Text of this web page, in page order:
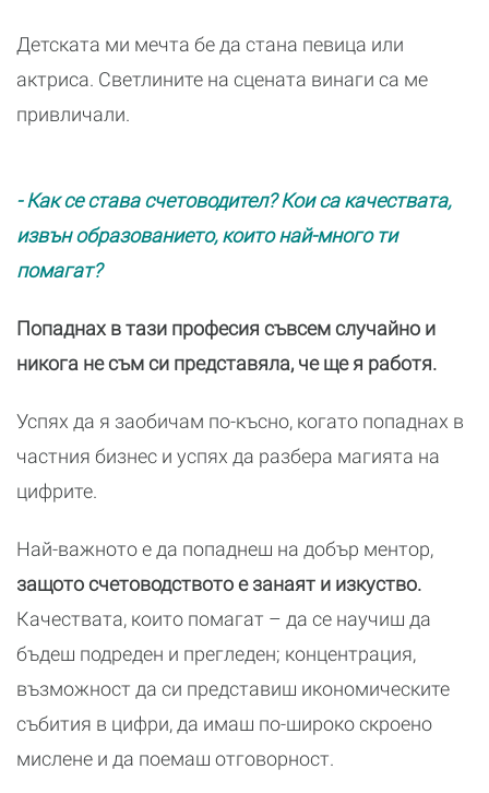
Детската ми мечта бе да стана певица или
актриса. Светлините на сцената винаги са ме
привличали.
- Как се става счетоводител? Кои са качествата,
извън образованието, които най-много ти
помагат?
Попаднах в тази професия съвсем случайно и
никога не съм си представяла, че ще я работя.
Успях да я заобичам по-късно, когато попаднах в
частния бизнес и успях да разбера магията на
цифрите.
Най-важното е да попаднеш на добър ментор,
защото счетоводството е занаят и изкуство.
Качествата, които помагат – да се научиш да
бъдеш подреден и прегледен; концентрация,
възможност да си представиш икономическите
събития в цифри, да имаш по-широко скроено
мислене и да поемаш отговорност.